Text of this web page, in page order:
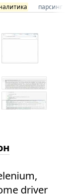
парсинг
driver